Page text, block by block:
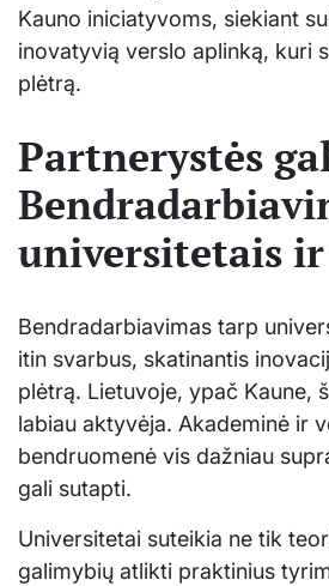
Kauno iniciatyvoms, siekiant
inovatyvią verslo aplinką, kuri
plėtrą.
Partnerystės
universitetais
Bendradarbiavimas tarp
itin svarbus, skatinantis
plėtrą. Lietuvoje, ypač Kaune,
labiau aktyvėja. Akademinė ir
bendruomenė vis dažniau
gali sutapti.
Universitetai suteikia ne tik
galimybių atlikti praktinius